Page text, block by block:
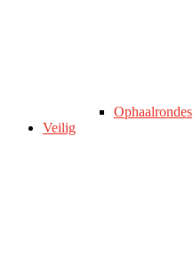
Ophaalrondes
Veilig